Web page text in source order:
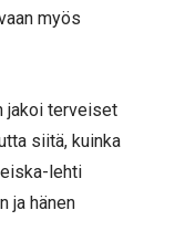
myös
jakoi terveiset
siitä, kuinka
lehti
ja hänen